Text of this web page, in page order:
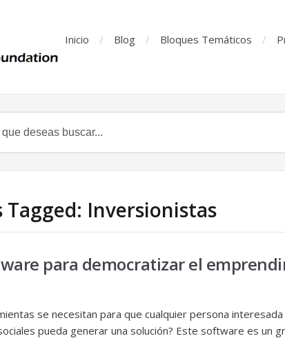
Inicio Blog Bloques Temáticos
Tagged: Inversionistas
para democratizar el
se necesitan para que cualquier persona
pueda generar una solución? Este software es un